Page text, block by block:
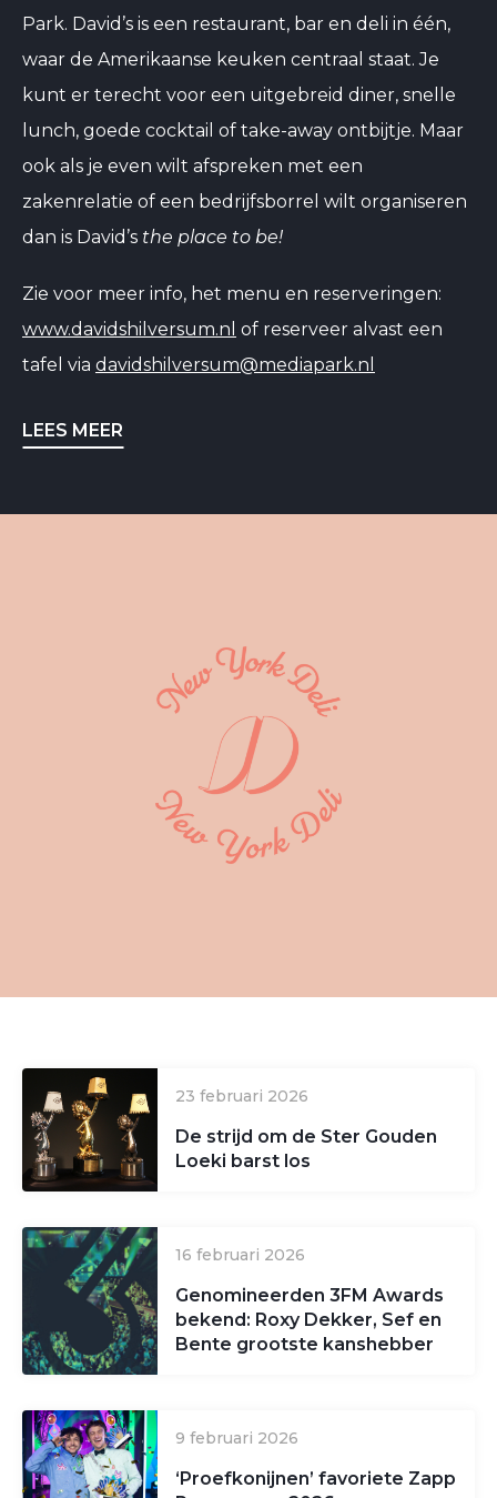
Park. David’s is een restaurant, bar en deli in één,
waar de Amerikaanse keuken centraal staat. Je
kunt er terecht voor een uitgebreid diner, snelle
lunch, goede cocktail of take-away ontbijtje. Maar
ook als je even wilt afspreken met een
zakenrelatie of een bedrijfsborrel wilt organiseren
dan is David’s the place to be!
Zie voor meer info, het menu en reserveringen:
www.davidshilversum.nl of reserveer alvast een
tafel via davidshilversum@mediapark.nl
LEES MEER
23 februari 2026
De strijd om de Ster Gouden
Loeki barst los
16 februari 2026
Genomineerden 3FM Awards
bekend: Roxy Dekker, Sef en
Bente grootste kanshebber
9 februari 2026
‘Proefkonijnen’ favoriete Zapp